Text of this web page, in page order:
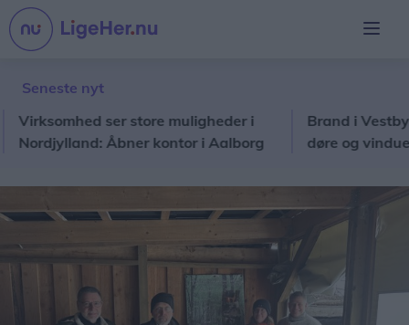
Seneste nyt
ser store muligheder i
Åbner kontor i Aalborg
Brand i Vestbyen:
døre og vinduer